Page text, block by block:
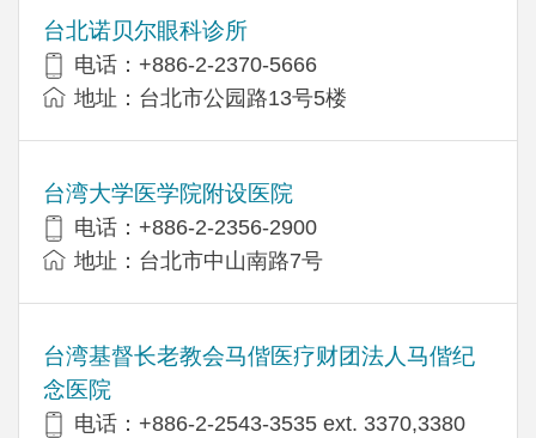
台北诺贝尔眼科诊所
电话：+886-2-2370-5666
地址：台北市公园路13号5楼
台湾大学医学院附设医院
电话：+886-2-2356-2900
地址：台北市中山南路7号
台湾基督长老教会马偕医疗财团法人马偕纪
念医院
电话：+886-2-2543-3535 ext. 3370,3380